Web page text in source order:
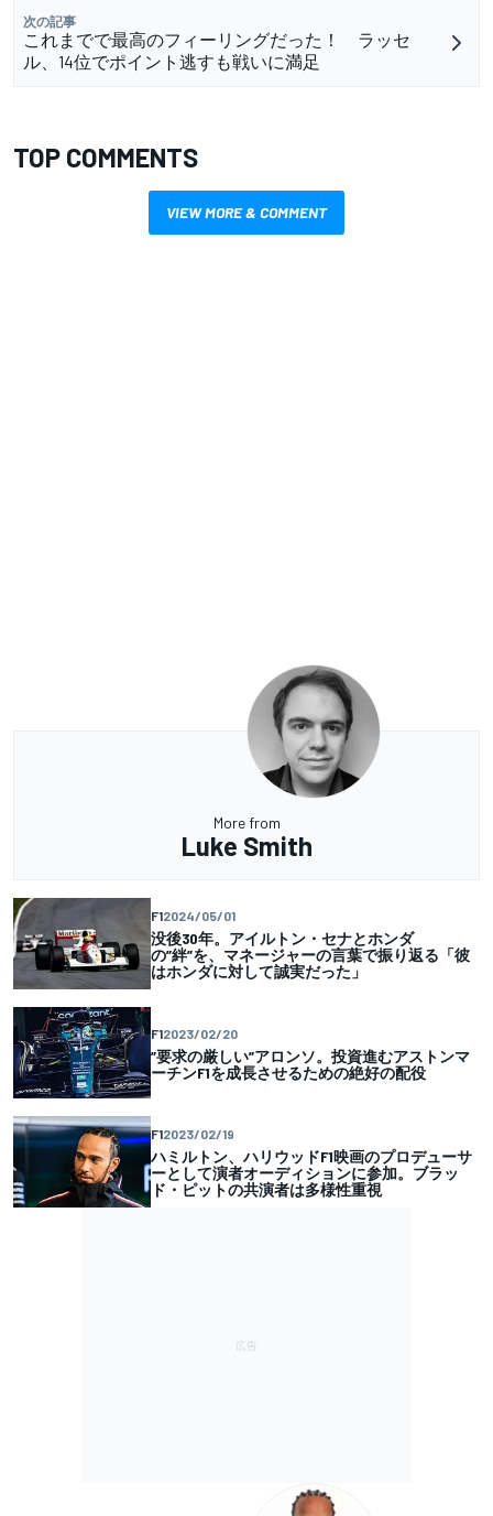
次の記事
これまでで最高のフィーリングだった！ ラッセ
ル、14位でポイント逃すも戦いに満足
TOP COMMENTS
VIEW MORE & COMMENT
More from
Luke Smith
F12024/05/01
没後30年。アイルトン・セナとホンダ
の”絆”を、マネージャーの言葉で振り返る「彼
はホンダに対して誠実だった」
F12023/02/20
”要求の厳しい”アロンソ。投資進むアストンマ
ーチンF1を成長させるための絶好の配役
F12023/02/19
ハミルトン、ハリウッドF1映画のプロデューサ
ーとして演者オーディションに参加。ブラッ
ド・ピットの共演者は多様性重視